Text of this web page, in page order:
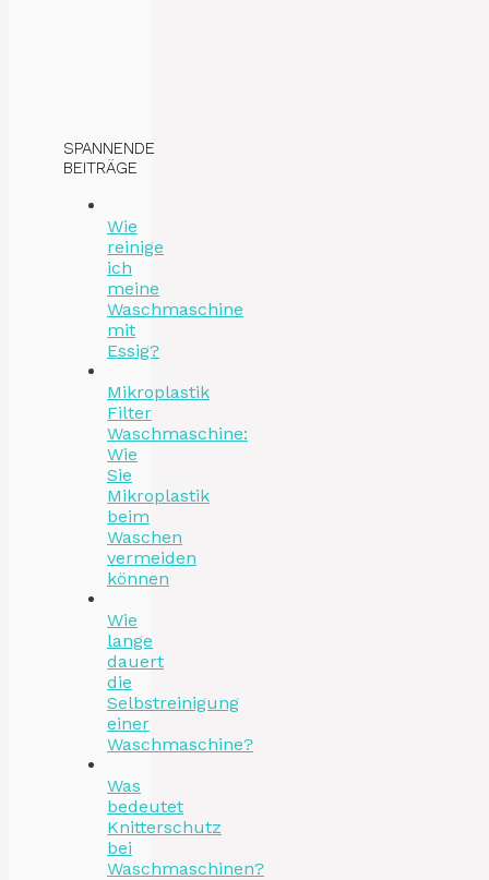
SPANNENDE
BEITRÄGE
Wie
reinige
ich
meine
Waschmaschine
mit
Essig?
Mikroplastik
Filter
Waschmaschine:
Wie
Sie
Mikroplastik
beim
Waschen
vermeiden
können
Wie
lange
dauert
die
Selbstreinigung
einer
Waschmaschine?
Was
bedeutet
Knitterschutz
bei
Waschmaschinen?